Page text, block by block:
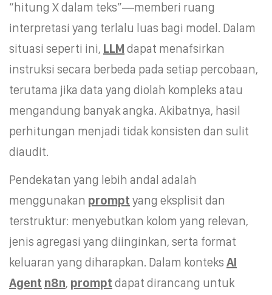
“hitung X dalam teks”—memberi ruang
interpretasi yang terlalu luas bagi model. Dalam
situasi seperti ini, LLM dapat menafsirkan
instruksi secara berbeda pada setiap percobaan,
terutama jika data yang diolah kompleks atau
mengandung banyak angka. Akibatnya, hasil
perhitungan menjadi tidak konsisten dan sulit
diaudit.
Pendekatan yang lebih andal adalah
menggunakan prompt yang eksplisit dan
terstruktur: menyebutkan kolom yang relevan,
jenis agregasi yang diinginkan, serta format
keluaran yang diharapkan. Dalam konteks AI
Agent n8n, prompt dapat dirancang untuk